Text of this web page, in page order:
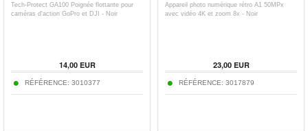
Tech-Protect GA100 Poignée flottante pour
caméras d'action GoPro et DJI - Noir
14,00EUR
RÉFÉRENCE: 3010377
Appareil photo numérique rétro A1 50MPx
avec vidéo 4K et zoom 8x - Noir
23,00EUR
RÉFÉRENCE: 3017879